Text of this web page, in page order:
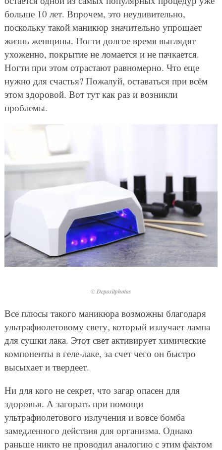
больше 10 лет. Впрочем, это неудивительно,
поскольку такой маникюр значительно упрощает
жизнь женщины. Ногти долгое время выглядят
ухоженно, покрытие не ломается и не пачкается.
Ногти при этом отрастают равномерно. Что еще
нужно для счастья? Пожалуй, оставаться при всём
этом здоровой. Вот тут как раз и возникли
проблемы.
© Depositphotos
Все плюсы такого маникюра возможны благодаря
ультрафиолетовому свету, который излучает лампа
для сушки лака. Этот свет активирует химические
компоненты в геле-лаке, за счет чего он быстро
высыхает и твердеет.
Ни для кого не секрет, что загар опасен для
здоровья. А загорать при помощи
ультрафиолетового излучения и вовсе бомба
замедленного действия для организма. Однако
раньше никто не проводил аналогию с этим фактом